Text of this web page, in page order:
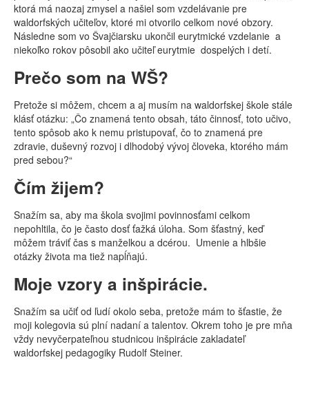
ktorá má naozaj zmysel a našiel som vzdelávanie pre
waldorfských učiteľov, ktoré mi otvorilo celkom nové obzory.
Následne som vo Švajčiarsku ukončil eurytmické vzdelanie a
niekoľko rokov pôsobil ako učiteľ eurytmie dospelých i detí.
Prečo som na WŠ?
Pretože si môžem, chcem a aj musím na waldorfskej škole stále
klásť otázku: „Čo znamená tento obsah, táto činnosť, toto učivo,
tento spôsob ako k nemu pristupovať, čo to znamená pre
zdravie, duševný rozvoj i dlhodobý vývoj človeka, ktorého mám
pred sebou?“
Čím žijem?
Snažím sa, aby ma škola svojimi povinnosťami celkom
nepohltila, čo je často dosť ťažká úloha. Som šťastný, keď
môžem tráviť čas s manželkou a dcérou. Umenie a hlbšie
otázky života ma tiež napĺňajú.
Moje vzory a inšpirácie.
Snažím sa učiť od ľudí okolo seba, pretože mám to šťastie, že
moji kolegovia sú plní nadaní a talentov. Okrem toho je pre mňa
vždy nevyčerpateľnou studnicou inšpirácie zakladateľ
waldorfskej pedagogiky Rudolf Steiner.